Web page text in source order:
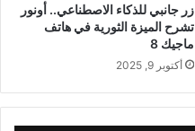
زر جانبي للذكاء الاصطناعي.. أونور
تشرح الميزة الثورية في هاتف
ماجيك 8
أكتوبر 9, 2025